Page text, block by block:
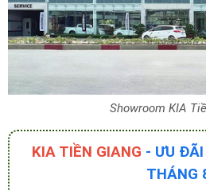
Showroom KIA
KIA TIỀN GIANG - ƯU ĐÃI
THÁNG